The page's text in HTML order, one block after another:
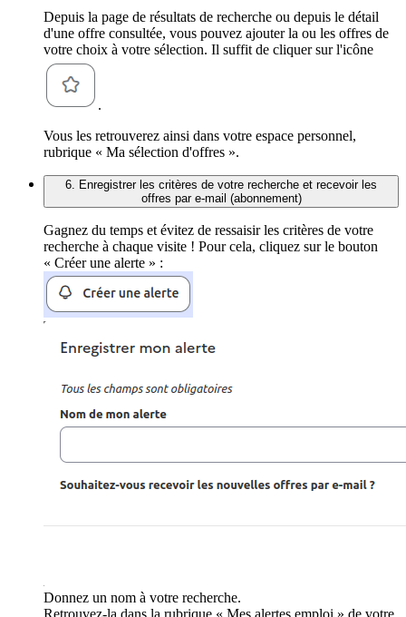
Depuis la page de résultats de recherche ou depuis le détail
d'une offre consultée, vous pouvez ajouter la ou les offres de
votre choix à votre sélection. Il suffit de cliquer sur l'icône
.
Vous les retrouverez ainsi dans votre espace personnel,
rubrique « Ma sélection d'offres ».
6. Enregistrer les critères de votre recherche et recevoir les
offres par e-mail (abonnement)
Gagnez du temps et évitez de ressaisir les critères de votre
recherche à chaque visite ! Pour cela, cliquez sur le bouton
« Créer une alerte » :
Donnez un nom à votre recherche.
Retrouvez-la dans la rubrique « Mes alertes emploi » de votre